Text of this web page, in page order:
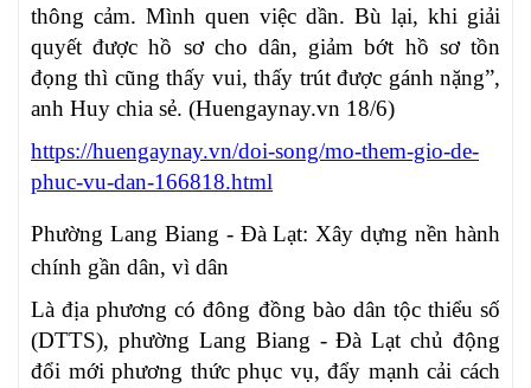
thông cảm. Mình quen việc dần. Bù lại, khi giải
quyết được hồ sơ cho dân, giảm bớt hồ sơ tồn
đọng thì cũng thấy vui, thấy trút được gánh nặng”,
anh Huy chia sẻ. (Huengaynay.vn 18/6)
https://huengaynay.vn/doi-song/mo-them-gio-de-
phuc-vu-dan-166818.html
Phường Lang Biang - Đà Lạt: Xây dựng nền hành
chính gần dân, vì dân
Là địa phương có đông đồng bào dân tộc thiểu số
(DTTS), phường Lang Biang - Đà Lạt chủ động
đổi mới phương thức phục vụ, đẩy mạnh cải cách